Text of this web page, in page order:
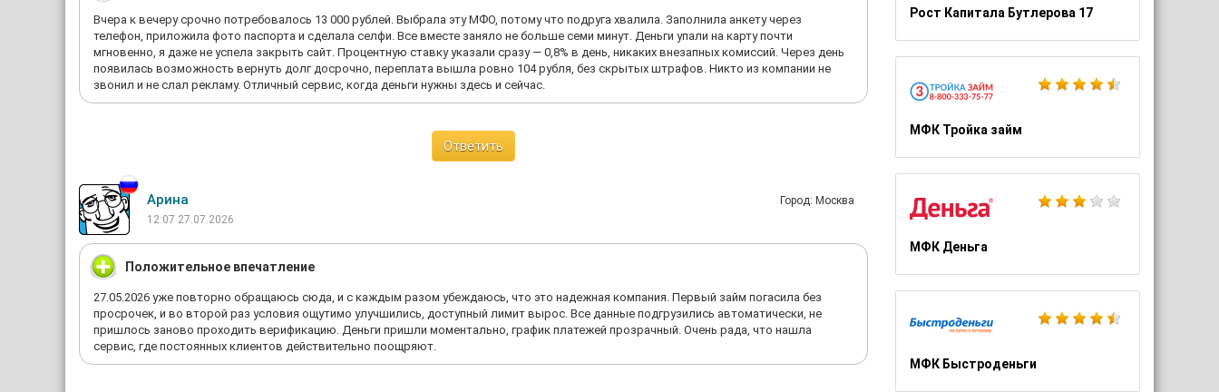
Рост Капитала Бутлерова 17
МФК Тройка займ
МФК Деньга
МФК Быстроденьги
Вчера к вечеру срочно потребовалось 13 000 рублей. Выбрала эту МФО, потому что подруга хвалила. Заполнила анкету через
телефон, приложила фото паспорта и сделала селфи. Все вместе заняло не больше семи минут. Деньги упали на карту почти
мгновенно, я даже не успела закрыть сайт. Процентную ставку указали сразу — 0,8% в день, никаких внезапных комиссий. Через день
появилась возможность вернуть долг досрочно, переплата вышла ровно 104 рубля, без скрытых штрафов. Никто из компании не
звонил и не слал рекламу. Отличный сервис, когда деньги нужны здесь и сейчас.
Ответить
Арина
Город: Москва
12:07 27.07.2026
Положительное впечатление
27.05.2026 уже повторно обращаюсь сюда, и с каждым разом убеждаюсь, что это надежная компания. Первый займ погасила без
просрочек, и во второй раз условия ощутимо улучшились, доступный лимит вырос. Все данные подгрузились автоматически, не
пришлось заново проходить верификацию. Деньги пришли моментально, график платежей прозрачный. Очень рада, что нашла
сервис, где постоянных клиентов действительно поощряют.